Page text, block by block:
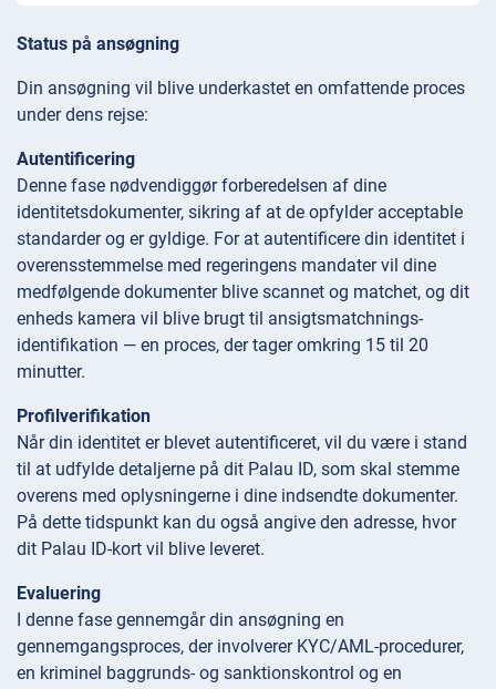
Status på ansøgning
Din ansøgning vil blive underkastet en omfattende proces
under dens rejse:
Autentificering
Denne fase nødvendiggør forberedelsen af dine
identitetsdokumenter, sikring af at de opfylder acceptable
standarder og er gyldige. For at autentificere din identitet i
overensstemmelse med regeringens mandater vil dine
medfølgende dokumenter blive scannet og matchet, og dit
enheds kamera vil blive brugt til ansigtsmatchnings-
identifikation — en proces, der tager omkring 15 til 20
minutter.
Profilverifikation
Når din identitet er blevet autentificeret, vil du være i stand
til at udfylde detaljerne på dit Palau ID, som skal stemme
overens med oplysningerne i dine indsendte dokumenter.
På dette tidspunkt kan du også angive den adresse, hvor
dit Palau ID-kort vil blive leveret.
Evaluering
I denne fase gennemgår din ansøgning en
gennemgangsproces, der involverer KYC/AML-procedurer,
en kriminel baggrunds- og sanktionskontrol og en